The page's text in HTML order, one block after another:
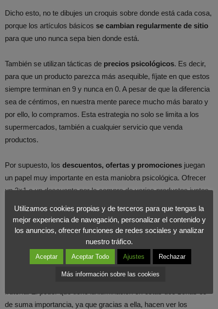
Dicho esto, no te dibujes un croquis sobre donde está cada cosa,
porque los artículos básicos se cambian regularmente de sitio
para que uno nunca sepa bien donde está.
También se utilizan tácticas de precios psicológicos. Es decir,
para que un producto parezca más asequible, fíjate en que estos
siempre terminan en 9 y nunca en 0. A pesar de que la diferencia
sea de céntimos, en nuestra mente parece mucho más barato y
por ello, lo compramos. Esta estrategia no solo se limita a los
supermercados, también a cualquier servicio que venda
productos.
Por supuesto, los descuentos, ofertas y promociones juegan
un papel muy importante en esta maniobra psicológica. Ofrecer
un 2×1 o un descuento por la compra de varios productos juntos
salgamos del supermercado con 3 packs de cierto producto.
iluminación y la músicatambién son elementos claves;
puesto que estos crean un ambiente agradable. La música influye
en el estado de ánimo de los consumidores, mientras que la luz,
se usa para resaltar ciertas secciones como la panadería o la
frutería. El poder que tiene la iluminación en estas dos zonas es
de suma importancia, ya que gracias a ella, hacen ver los
Utilizamos cookies propias y de terceros para que tengas la
mejor experiencia de navegación, personalizar el contenido y
los anuncios, ofrecer funciones de redes sociales y analizar
nuestro tráfico.
Aceptar Aceptar Todo Ajustes Rechazar
Más información sobre las cookies